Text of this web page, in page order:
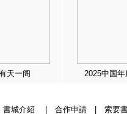
天一阁 2025中国
書城介紹 合作申請| 索要